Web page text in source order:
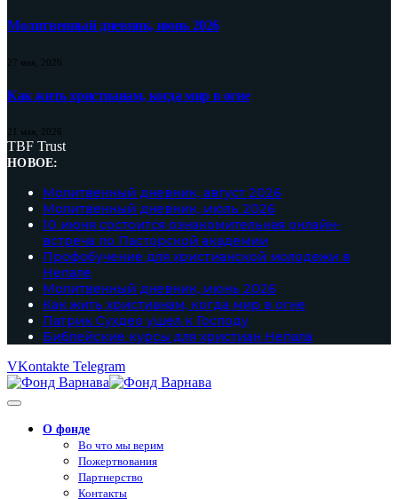
Молитвенный дневник, июнь 2026
27 мая, 2026
Как жить христианам, когда мир в огне
21 мая, 2026
TBF Trust
НОВОЕ:
Молитвенный дневник, август 2026
Молитвенный дневник, июль 2026
10 июня состоится ознакомительная онлайн-
встреча по Пасторской академии
Профобучение для христианской молодежи в
Непале
Молитвенный дневник, июнь 2026
Как жить христианам, когда мир в огне
Патрик Сухдео ушел к Господу
Библейские курсы для христиан Непала
VKontakte Telegram
О фонде
Во что мы верим
Пожертвования
Партнерство
Контакты